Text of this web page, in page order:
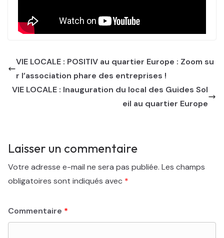
VIE LOCALE : POSITIV au quartier Europe : Zoom su
r l’association phare des entreprises !
VIE LOCALE : Inauguration du local des Guides Sol
eil au quartier Europe
Laisser un commentaire
Votre adresse e-mail ne sera pas publiée. Les champs
obligatoires sont indiqués avec *
Commentaire *